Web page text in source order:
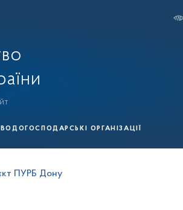
ВОДОГОСПОДАРСЬКІ ОРГАНІЗАЦІЇ
ПУРБ Дону